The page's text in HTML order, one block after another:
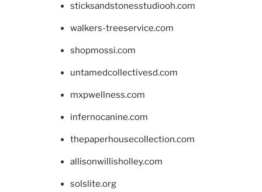
sticksandstonesstudiooh.com
walkers-treeservice.com
shopmossi.com
untamedcollectivesd.com
mxpwellness.com
infernocanine.com
thepaperhousecollection.com
allisonwillisholley.com
solslite.org